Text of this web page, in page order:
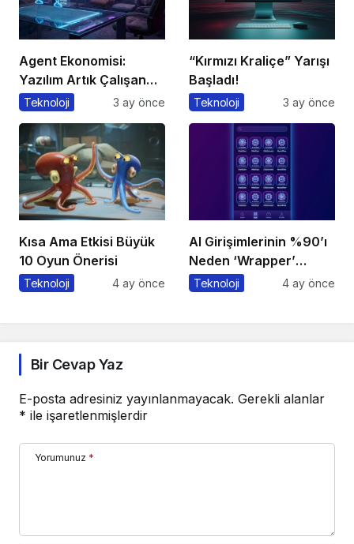
Agent Ekonomisi:
Yazılım Artık Çalışan
Gibi ‘Görev’ Alıyor
Teknoloji 3 ay önce
“Kırmızı Kraliçe” Yarışı
Başladı!
Teknoloji 3 ay önce
Kısa Ama Etkisi Büyük
10 Oyun Önerisi
Teknoloji 4 ay önce
AI Girişimlerinin %90’ı
Neden ‘Wrapper’
Kalıyor?
Teknoloji 4 ay önce
Bir Cevap Yaz
E-posta adresiniz yayınlanmayacak. Gerekli alanlar
* ile işaretlenmişlerdir
Yorumunuz *